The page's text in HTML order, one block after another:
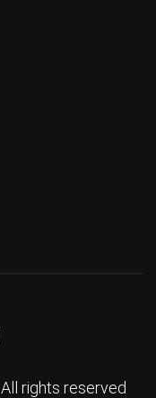
. All rights reserved